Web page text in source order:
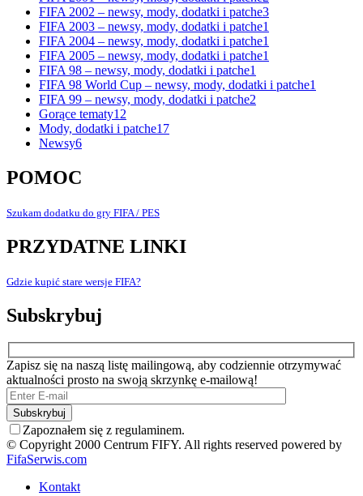
FIFA 2002 – newsy, mody, dodatki i patche3
FIFA 2003 – newsy, mody, dodatki i patche1
FIFA 2004 – newsy, mody, dodatki i patche1
FIFA 2005 – newsy, mody, dodatki i patche1
FIFA 98 – newsy, mody, dodatki i patche1
FIFA 98 World Cup – newsy, mody, dodatki i patche1
FIFA 99 – newsy, mody, dodatki i patche2
Gorące tematy12
Mody, dodatki i patche17
Newsy6
POMOC
Szukam dodatku do gry FIFA / PES
PRZYDATNE LINKI
Gdzie kupić stare wersje FIFA?
Subskrybuj
Zapisz się na naszą listę mailingową, aby codziennie otrzymywać
aktualności prosto na swoją skrzynkę e-mailową!
Zapoznałem się z regulaminem.
© Copyright 2000 Centrum FIFY. All rights reserved powered by
FifaSerwis.com
Kontakt